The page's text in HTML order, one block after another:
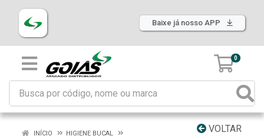
Baixe já nosso APP
0
VOLTAR
INÍCIO
HIGIENE BUCAL